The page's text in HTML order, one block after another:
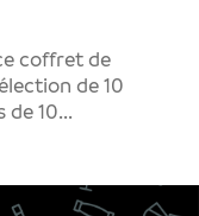
coffret de
de 10
de 10...